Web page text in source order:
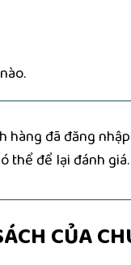
hàng đã đăng
thể để lại đánh giá.
CỦA